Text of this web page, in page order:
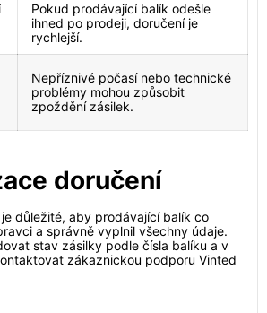
Pokud prodávající balík odešle
ihned po prodeji, doručení je
rychlejší.
Nepříznivé počasí nebo technické
problémy mohou způsobit
zpoždění zásilek.
doručení
důležité, aby prodávající balík co
a správně vyplnil všechny údaje.
stav zásilky podle čísla balíku a v
zákaznickou podporu Vinted